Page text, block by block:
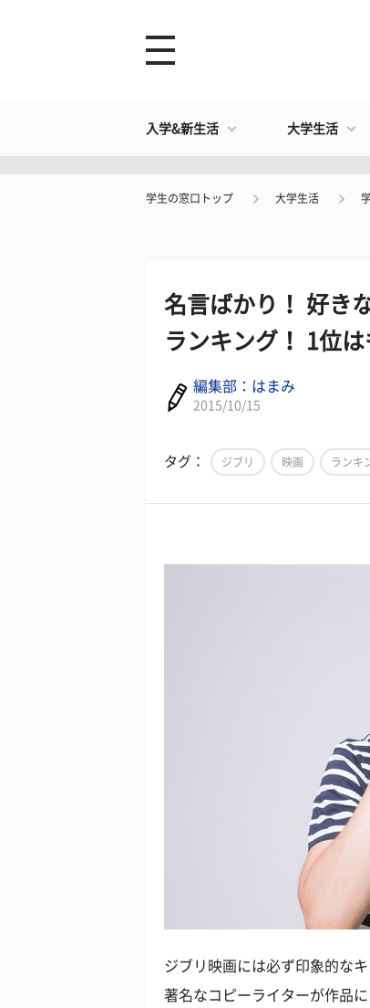
入学&新生活 大学生活
学生の窓口トップ 大学生活
名言ばかり！ 好き
ランキング！ 1位
編集部：はまみ
2015/10/15
タグ： ジブリ 映画 ランキ
ジブリ映画には必ず印象的な
著名なコピーライターが作品